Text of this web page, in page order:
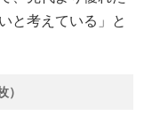
と考えている」と
）